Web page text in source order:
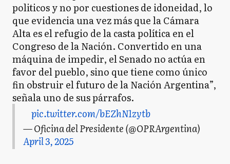
politicos y no por cuestiones de idoneidad, lo
que evidencia una vez más que la Cámara
Alta es el refugio de la casta política en el
Congreso de la Nación. Convertido en una
máquina de impedir, el Senado no actúa en
favor del pueblo, sino que tiene como único
fin obstruir el futuro de la Nación Argentina”,
señala uno de sus párrafos.
pic.twitter.com/bEZhN1zytb
— Oficina del Presidente (@OPRArgentina)
April 3, 2025